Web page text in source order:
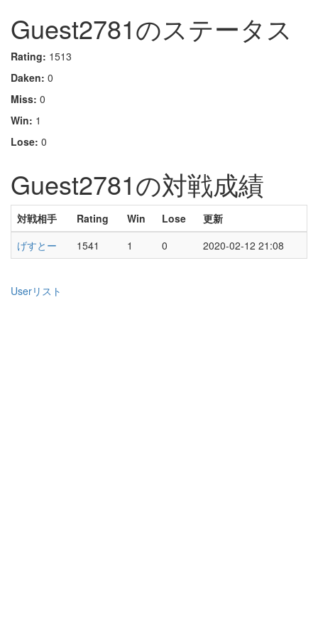
Guest2781のステータス
Rating: 1513
Daken: 0
Miss: 0
Win: 1
Lose: 0
Guest2781の対戦成績
対戦相手 Rating Win Lose
更新
げすとー
1541 1 0 2020-02-12 21:08
Userリスト